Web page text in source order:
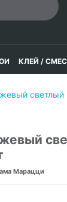
КЛЕЙ /
Марацци